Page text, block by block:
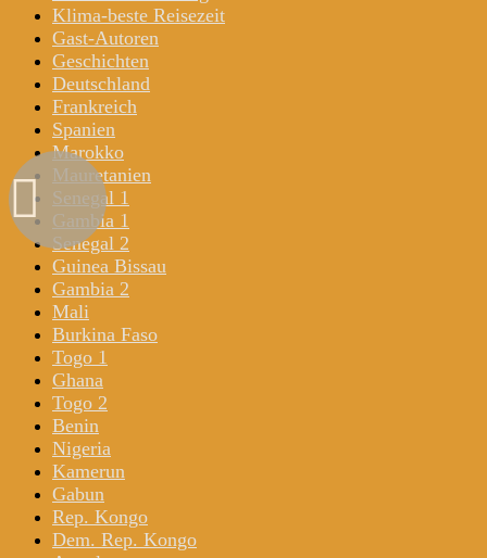
Klima-beste Reisezeit
Gast-Autoren
Geschichten
Deutschland
Frankreich
Spanien
Marokko
Mauretanien
Senegal 1
Gambia 1
Senegal 2
Guinea Bissau
Gambia 2
Mali
Burkina Faso
Togo 1
Ghana
Togo 2
Benin
Nigeria
Kamerun
Gabun
Rep. Kongo
Dem. Rep. Kongo